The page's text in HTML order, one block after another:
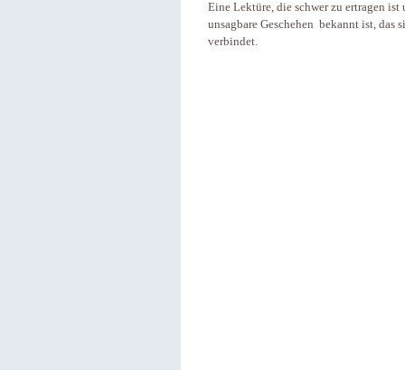
Eine Lektüre, die schwer zu ertragen
unsagbare Geschehen bekannt ist,
verbindet.